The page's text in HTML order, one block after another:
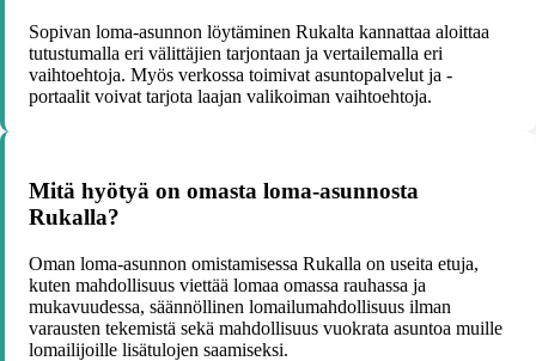
Sopivan loma-asunnon löytäminen Rukalta kannattaa aloittaa
tutustumalla eri välittäjien tarjontaan ja vertailemalla eri
vaihtoehtoja. Myös verkossa toimivat asuntopalvelut ja -
portaalit voivat tarjota laajan valikoiman vaihtoehtoja.
Mitä hyötyä on omasta loma-asunnosta
Rukalla?
Oman loma-asunnon omistamisessa Rukalla on useita etuja,
kuten mahdollisuus viettää lomaa omassa rauhassa ja
mukavuudessa, säännöllinen lomailumahdollisuus ilman
varausten tekemistä sekä mahdollisuus vuokrata asuntoa muille
lomailijoille lisätulojen saamiseksi.